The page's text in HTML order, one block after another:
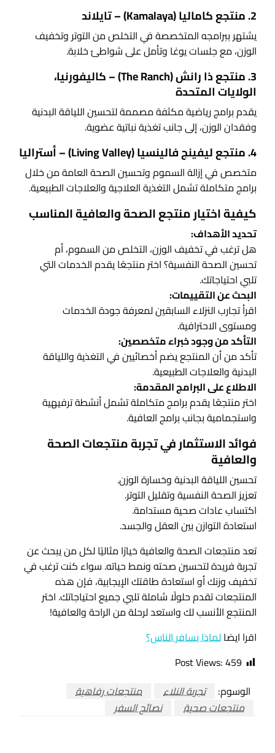
2. منتجع كاماليا (Kamalaya) – تايلاند
يشتهر ببرامجه المتخصصة في التخلص من التوتر وتخفيف
الوزن، مع جلسات يوغا وتأمل على شواطئ خلابة.
3. منتجع ذا رانش (The Ranch) – كاليفورنيا،
الولايات المتحدة
يقدم برامج رياضية مكثفة مصممة لتحسين اللياقة البدنية
وفقدان الوزن، إلى جانب تغذية نباتية عضوية.
4. منتجع ليفينج فالينسيا (Living Valley) – أستراليا
متخصص في إزالة السموم وتحسين الصحة العامة من خلال
برامج متكاملة تشمل التغذية العلاجية والعلاجات الطبيعية.
كيفية اختيار منتجع الصحة والعافية المناسب
تحديد الأهداف:
هل ترغب في تخفيف الوزن، التخلص من السموم، أم
تحسين الصحة النفسية؟ اختر منتجعًا يقدم الخدمات التي
تلبي احتياجاتك.
البحث عن التقييمات:
اقرأ تجارب النزلاء السابقين لمعرفة جودة الخدمات
ومستوى الاحترافية.
التأكد من وجود خبراء متخصصين:
تأكد من أن المنتجع يضم أخصائيين في التغذية واللياقة
البدنية والعلاجات الطبيعية.
الاطلاع على البرامج المقدمة:
اختر منتجعًا يقدم برامج متكاملة تشمل أنشطة ترفيهية
واستجمامية بجانب برامج العافية.
فوائد الاستثمار في تجربة منتجعات الصحة
والعافية
تحسين اللياقة البدنية وخسارة الوزن.
تعزيز الصحة النفسية وتقليل التوتر.
اكتساب عادات صحية مستدامة.
استعادة التوازن بين العقل والجسد.
تعد منتجعات الصحة والعافية خيارًا مثاليًا لكل من يبحث عن
تجربة فريدة لتحسين صحته ونمط حياته. سواء كنت ترغب في
تخفيف وزنك أو استعادة طاقتك الإيجابية، فإن هذه
المنتجعات تقدم حلولًا شاملة تلبي جميع احتياجاتك. اختر
المنتجع الأنسب لك واستعد لرحلة من الراحة والعافية!
اقرا ايضالماذا يسافر الناس؟
Post Views:459
الوسوم:
تجربة النلاء
منتجعات رفاهية
منتجعات صحية
نصائح السفر